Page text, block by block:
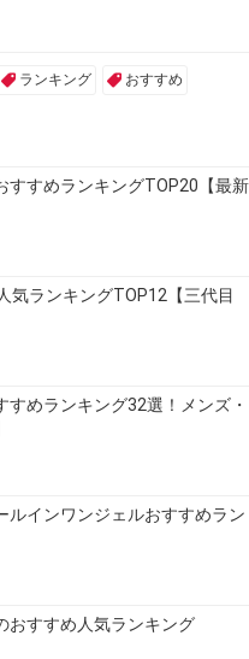
ランキング おすすめ
すすめランキングTOP20【最新
気ランキングTOP12【三代目
すめランキング32選！メンズ・
ルインワンジェルおすすめラン
おすすめ人気ランキング